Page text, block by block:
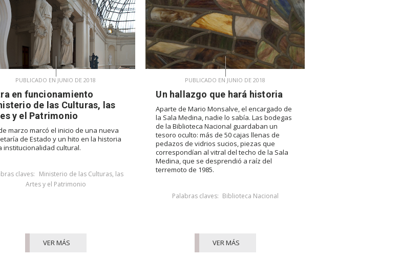
PUBLICADO EN JUNIO DE 2018
en funcionamiento
de las Culturas, las
y el Patrimonio
marzo marcó el inicio de una nueva
de Estado y un hito en la historia
institucionalidad cultural.
claves: Ministerio de las Culturas, las
Artes y el Patrimonio
VER MÁS
PUBLICADO EN JUNIO DE 2018
Un hallazgo que hará historia
Aparte de Mario Monsalve, el encargado de
la Sala Medina, nadie lo sabía. Las bodegas
de la Biblioteca Nacional guardaban un
tesoro oculto: más de 50 cajas llenas de
pedazos de vidrios sucios, piezas que
correspondían al vitral del techo de la Sala
Medina, que se desprendió a raíz del
terremoto de 1985.
Palabras claves: Biblioteca Nacional
VER MÁS